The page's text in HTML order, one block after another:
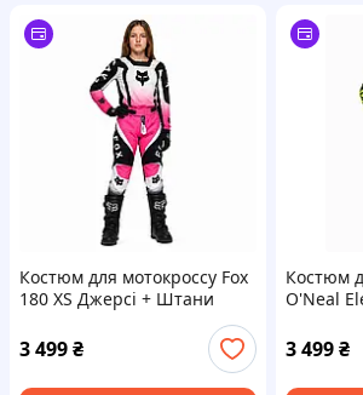
Костюм для мотокроссу Fox
180 XS Джерсі + Штани
мотокостюм форма ендуро
кросс мотокостюм
3 499₴
Костюм
O'Neal
Штани
ендуро
3 499₴